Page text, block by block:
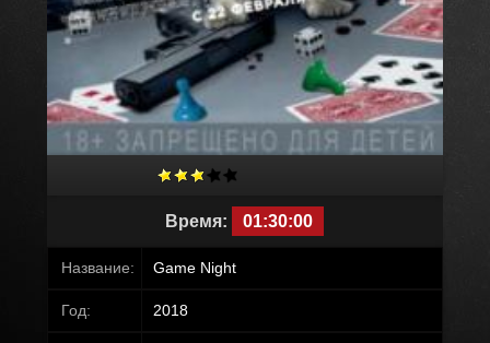
Время: 01:30:00
Название: Game Night
Год: 2018